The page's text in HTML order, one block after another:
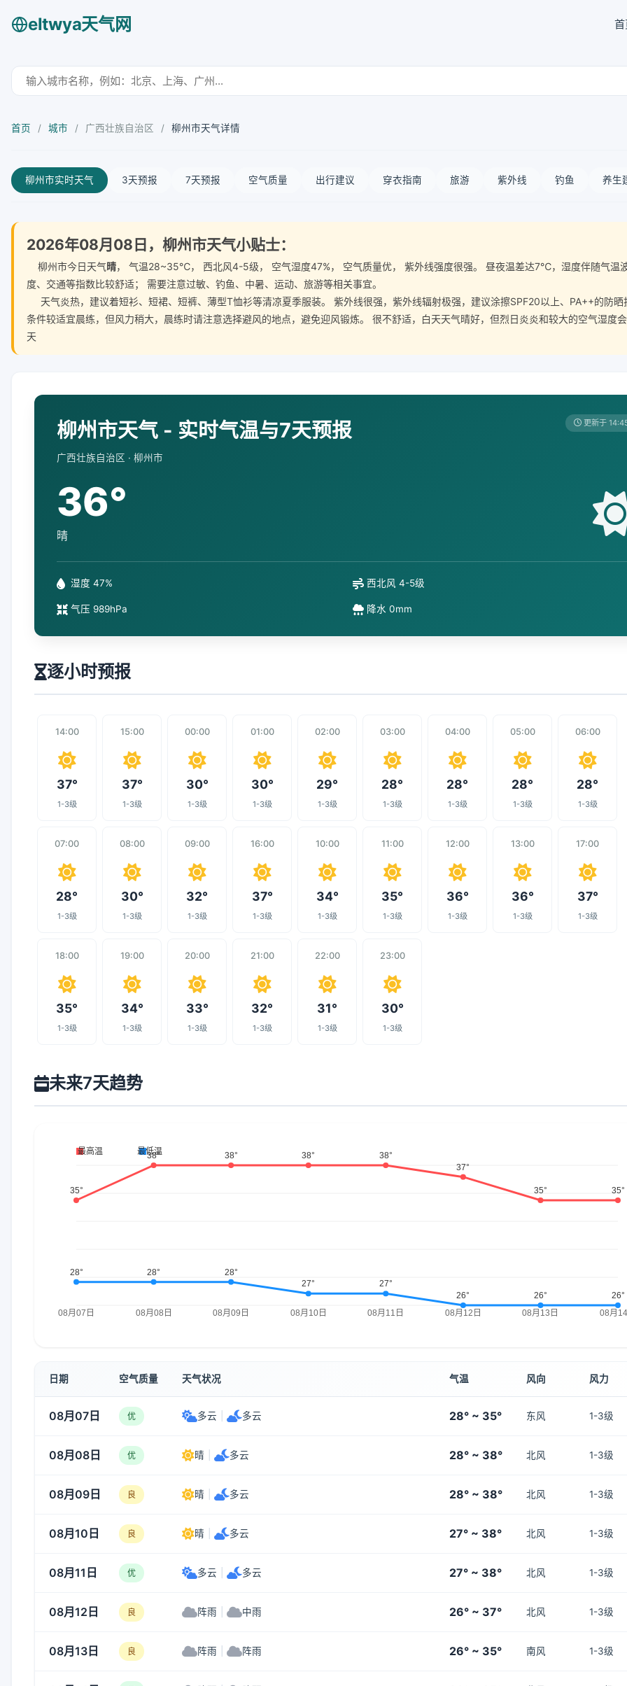
eltwya天气网
首页 / 城市 / 广西壮族自治区 / 柳州市天气详情
柳州市实时天气 3天预报 7天预报 空气质量 出行建议 穿衣指南 旅游 紫外线 钓鱼 养生
2026年08月08日，柳州市天气小贴士：
柳州市今日天气晴， 气温28~35℃， 西北风4-5级， 空气湿度47%， 空气质量优， 紫外线强度很强。 昼夜温差达7℃，湿度伴随气温
度、交通等指数比较舒适； 需要注意过敏、钓鱼、中暑、运动、旅游等相关事宜。
天气炎热，建议着短衫、短裙、短裤、薄型T恤衫等清凉夏季服装。 紫外线很强，紫外线辐射极强，建议涂擦SPF20以上、PA++的防
条件较适宜晨练，但风力稍大，晨练时请注意选择避风的地点，避免迎风锻炼。 很不舒适，白天天气晴好，但烈日炎炎和较大的空气湿度
天
柳州市天气 - 实时气温与7天预报
广西壮族自治区 · 柳州市
更新于
36°
晴
湿度 47% 西北风 4-5级
气压 989hPa 降水 0mm
逐小时预报
14:00
37°
1-3级
15:00
37°
1-3级
00:00
30°
1-3级
01:00
30°
1-3级
02:00
29°
1-3级
03:00
28°
1-3级
04:00
28°
1-3级
05:00
28°
1-3级
06:00
28°
1-3级
07:00
28°
1-3级
08:00
30°
1-3级
09:00
32°
1-3级
16:00
37°
1-3级
10:00
34°
1-3级
11:00
35°
1-3级
12:00
36°
1-3级
13:00
36°
1-3级
17:00
37°
1-3级
18:00
35°
1-3级
19:00
34°
1-3级
20:00
33°
1-3级
21:00
32°
1-3级
22:00
31°
1-3级
23:00
30°
1-3级
未来7天趋势
日期 空气质量 天气状况 气温 风向 风力
08月07日 优 多云 多云 28° ~ 35° 东风 1-3级
08月08日 优 晴 多云 28° ~ 38° 北风 1-3级
08月09日 良 晴 多云 28° ~ 38° 北风 1-3级
08月10日 良 晴 多云 27° ~ 38° 北风 1-3级
08月11日 优 多云 多云 27° ~ 38° 北风 1-3级
08月12日 良 阵雨 中雨 26° ~ 37° 北风 1-3级
08月13日 良 阵雨 阵雨 26° ~ 35° 南风 1-3级